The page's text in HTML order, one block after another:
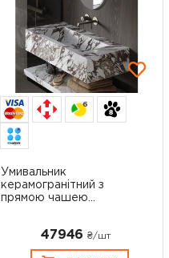
6
Умивальник
керамогранітний з
прямою чашею
47946 ₴/шт